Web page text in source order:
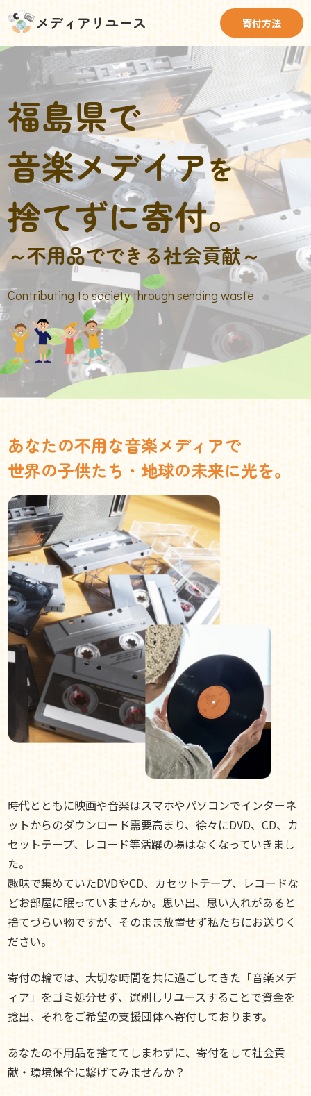
メディアリユース 寄付方法
福島県で
音楽メデイアを
捨てずに寄付。
～不用品でできる社会貢献～
Contributing to society through sending waste
あなたの不用な音楽メディアで
世界の子供たち・地球の未来に光を。
時代とともに映画や音楽はスマホやパソコンでインターネ
ットからのダウンロード需要高まり、徐々にDVD、CD、カ
セットテープ、レコード等活躍の場はなくなっていきまし
た。
趣味で集めていたDVDやCD、カセットテープ、レコードな
どお部屋に眠っていませんか。思い出、思い入れがあると
捨てづらい物ですが、そのまま放置せず私たちにお送りく
ださい。
寄付の輪では、大切な時間を共に過ごしてきた「音楽メデ
ィア」をゴミ処分せず、選別しリユースすることで資金を
捻出、それをご希望の支援団体へ寄付しております。
あなたの不用品を捨ててしまわずに、寄付をして社会貢
献・環境保全に繋げてみませんか？